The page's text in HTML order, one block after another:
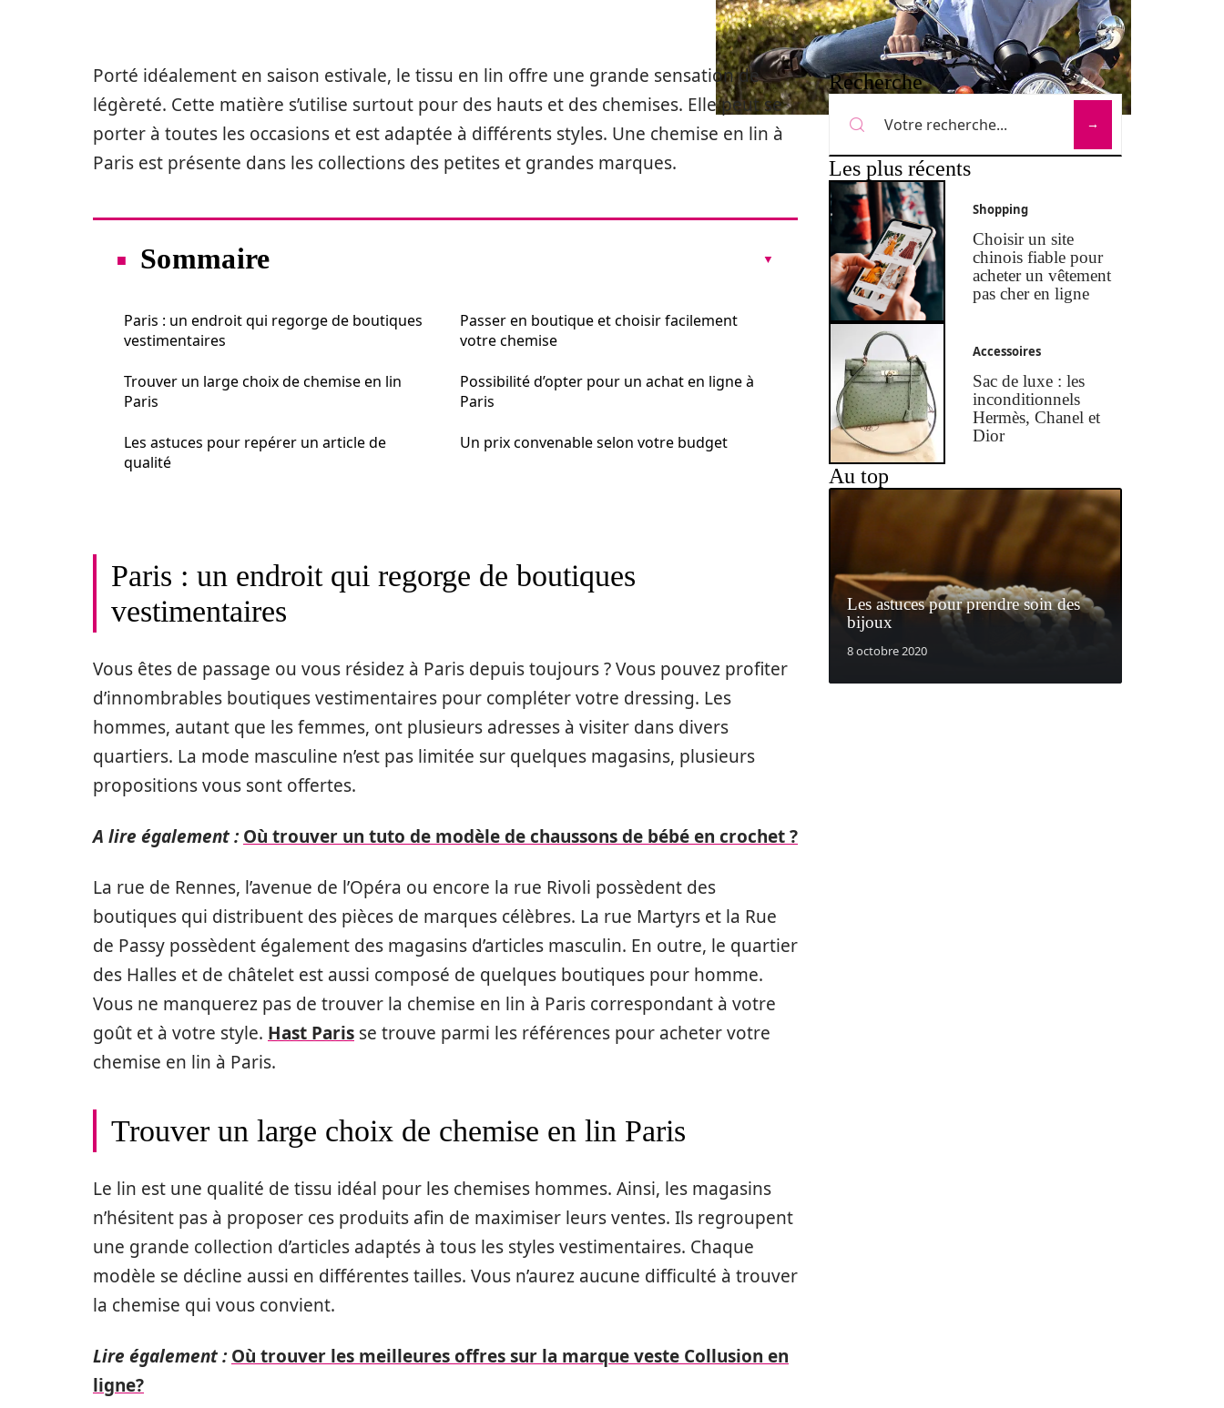
Porté idéalement en saison estivale, le tissu en lin offre une grande sensation de
légèreté. Cette matière s’utilise surtout pour des hauts et des chemises. Elle peut se
porter à toutes les occasions et est adaptée à différents styles. Une chemise en lin à
Paris est présente dans les collections des petites et grandes marques.
Sommaire
Paris : un endroit qui regorge de boutiques
vestimentaires
Trouver un large choix de chemise en lin
Paris
Les astuces pour repérer un article de
qualité
Passer en boutique et choisir facilement
votre chemise
Possibilité d’opter pour un achat en ligne à
Paris
Un prix convenable selon votre budget
Paris : un endroit qui regorge de boutiques
vestimentaires
Vous êtes de passage ou vous résidez à Paris depuis toujours ? Vous pouvez profiter
d’innombrables boutiques vestimentaires pour compléter votre dressing. Les
hommes, autant que les femmes, ont plusieurs adresses à visiter dans divers
quartiers. La mode masculine n’est pas limitée sur quelques magasins, plusieurs
propositions vous sont offertes.
A lire également : Où trouver un tuto de modèle de chaussons de bébé en crochet ?
La rue de Rennes, l’avenue de l’Opéra ou encore la rue Rivoli possèdent des
boutiques qui distribuent des pièces de marques célèbres. La rue Martyrs et la Rue
de Passy possèdent également des magasins d’articles masculin. En outre, le quartier
des Halles et de châtelet est aussi composé de quelques boutiques pour homme.
Vous ne manquerez pas de trouver la chemise en lin à Paris correspondant à votre
goût et à votre style. Hast Paris se trouve parmi les références pour acheter votre
chemise en lin à Paris.
Trouver un large choix de chemise en lin Paris
Le lin est une qualité de tissu idéal pour les chemises hommes. Ainsi, les magasins
n’hésitent pas à proposer ces produits afin de maximiser leurs ventes. Ils regroupent
une grande collection d’articles adaptés à tous les styles vestimentaires. Chaque
modèle se décline aussi en différentes tailles. Vous n’aurez aucune difficulté à trouver
la chemise qui vous convient.
Lire également : Où trouver les meilleures offres sur la marque veste Collusion en
ligne?
Recherche
Les plus récents
Shopping
Choisir un site
chinois fiable pour
acheter un vêtement
pas cher en ligne
Accessoires
Sac de luxe : les
inconditionnels
Hermès, Chanel et
Dior
Au top
Les astuces pour prendre soin des
bijoux
8 octobre 2020